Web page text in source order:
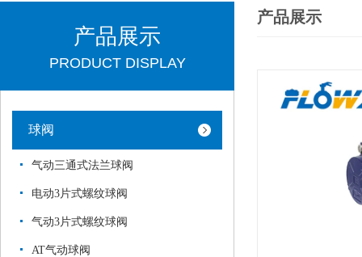
产品展示
产品展示
PRODUCT DISPLAY
球阀
气动三通式法兰球阀
电动3片式螺纹球阀
气动3片式螺纹球阀
AT气动球阀